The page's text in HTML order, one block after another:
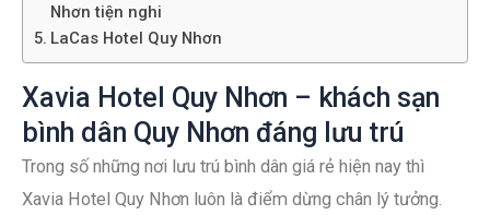
Nhơn tiện nghi
LaCas Hotel Quy Nhơn
Xavia Hotel Quy Nhơn – khách sạn
bình dân Quy Nhơn đáng lưu trú
Trong số những nơi lưu trú bình dân giá rẻ hiện nay thì
Xavia Hotel Quy Nhơn luôn là điểm dừng chân lý tưởng.